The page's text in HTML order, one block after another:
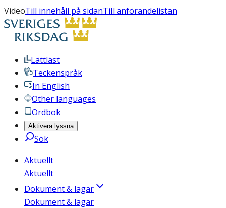
VideoTill innehåll på sidanTill anförandelistan
Lättläst
Teckenspråk
In English
Other languages
Ordbok
Aktivera lyssna
Sök
Aktuellt
Aktuellt
Dokument & lagar
Dokument & lagar